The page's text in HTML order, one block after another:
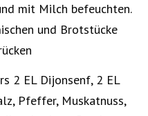
mit Milch befeuchten.
und Brotstücke
2 EL Dijonsenf, 2 EL
Pfeffer, Muskatnuss,